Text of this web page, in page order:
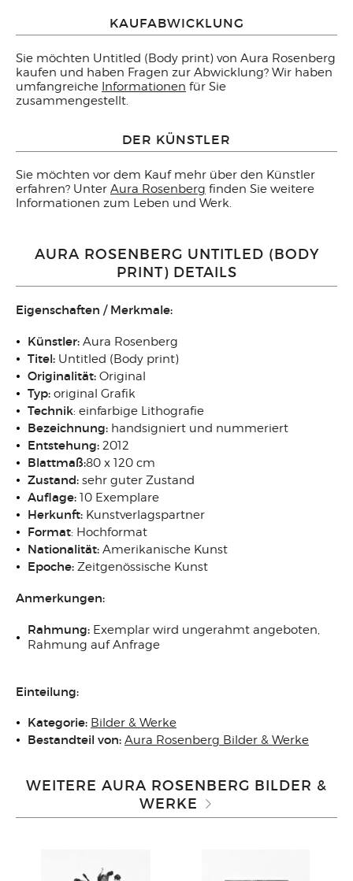
KAUFABWICKLUNG
Sie möchten Untitled (Body print) von Aura Rosenberg
kaufen und haben Fragen zur Abwicklung? Wir haben
umfangreiche Informationen für Sie
zusammengestellt.
DER KÜNSTLER
Sie möchten vor dem Kauf mehr über den Künstler
erfahren? Unter Aura Rosenberg finden Sie weitere
Informationen zum Leben und Werk.
AURA ROSENBERG UNTITLED (BODY
PRINT) DETAILS
Eigenschaften / Merkmale:
Künstler: Aura Rosenberg
Titel: Untitled (Body print)
Originalität: Original
Typ: original Grafik
Technik: einfarbige Lithografie
Bezeichnung: handsigniert und nummeriert
Entstehung: 2012
Blattmaß:80 x 120 cm
Zustand: sehr guter Zustand
Auflage: 10 Exemplare
Herkunft: Kunstverlagspartner
Format: Hochformat
Nationalität: Amerikanische Kunst
Epoche: Zeitgenössische Kunst
Anmerkungen:
Rahmung: Exemplar wird ungerahmt angeboten,
Rahmung auf Anfrage
Einteilung:
Kategorie: Bilder & Werke
Bestandteil von: Aura Rosenberg Bilder & Werke
WEITERE AURA ROSENBERG BILDER &
WERKE